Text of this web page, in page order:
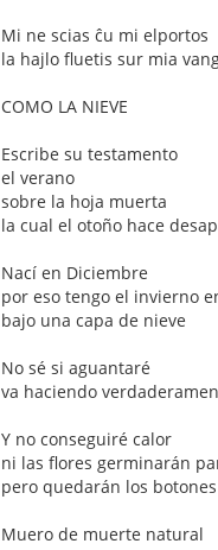
Mi ne scias ĉu mi elportos
la hajlo fluetis sur mia
COMO LA NIEVE
Escribe su testamento
el verano
sobre la hoja muerta
la cual el otoño hace
Nací en Diciembre
por eso tengo el invierno
bajo una capa de nieve
No sé si aguantaré
va haciendo
Y no conseguiré calor
ni las flores germinarán
pero quedarán los botones
Muero de muerte natural